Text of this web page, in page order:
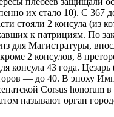
их стало 10). С
стояли 2 консула (из
к патрициям. По
для Магистратуры,
2 консулов, 8
консула 43 года.
— до 40. В эпоху
Corsus honorum
называют орган